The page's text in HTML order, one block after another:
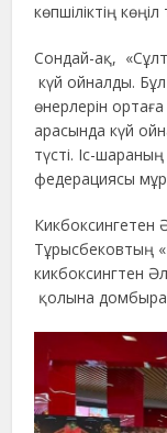
көпшіліктің
Сондай-ақ,
күй ойналды.
өнерлерін
арасында күй
түсті. Іс-
федерациясы
Кикбоксингетен
Тұрысбековтың
кикбоксингтен
қолына